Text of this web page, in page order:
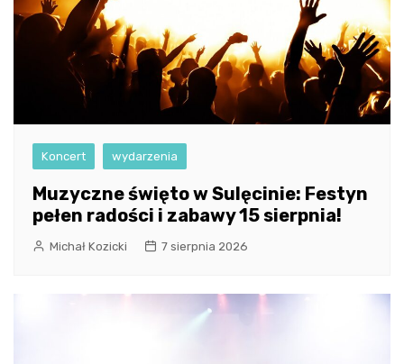
Koncert wydarzenia
Muzyczne święto w Sulęcinie: Festyn
pełen radości i zabawy 15 sierpnia!
Michał Kozicki 7 sierpnia 2026